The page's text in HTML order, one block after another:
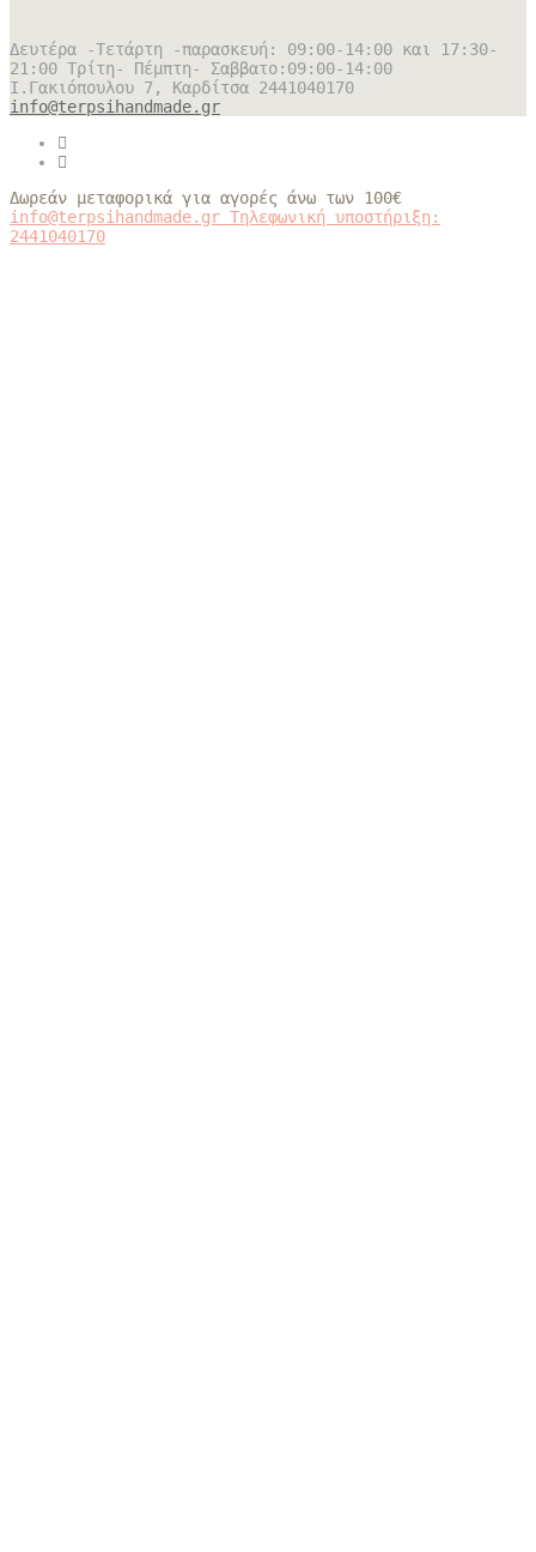
Δευτέρα -Τετάρτη -παρασκευή: 09:00-14:00 και 17:30-
21:00 Τρίτη- Πέμπτη- Σαββατο:09:00-14:00
Ι.Γακιόπουλου 7, Καρδίτσα 2441040170
info@terpsihandmade.gr
Δωρεάν μεταφορικά για αγορές άνω των 100€
info@terpsihandmade.gr Τηλεφωνική υποστήριξη:
2441040170